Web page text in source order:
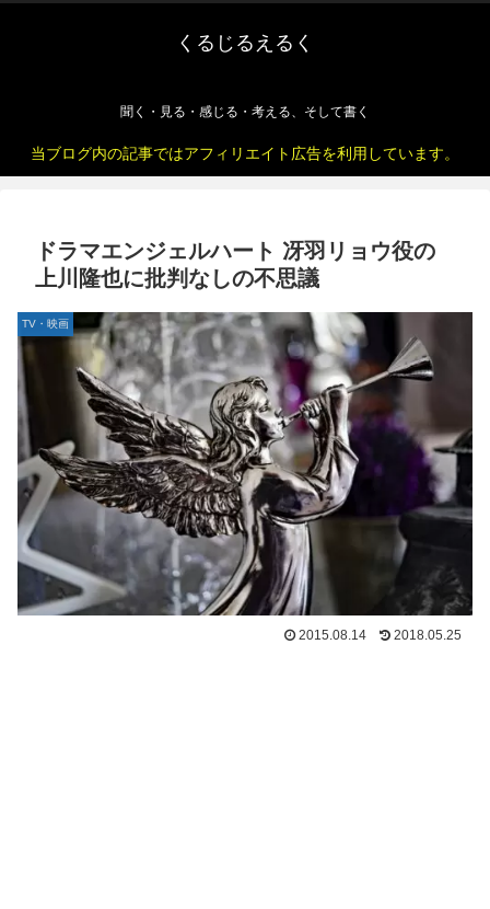
くるじるえるく
聞く・見る・感じる・考える、そして書く
当ブログ内の記事ではアフィリエイト広告を利用しています。
ドラマエンジェルハート 冴羽リョウ役の
上川隆也に批判なしの不思議
TV・映画
2015.08.14 2018.05.25